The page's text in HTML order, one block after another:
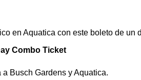
en Aquatica con este boleto de un
Combo Ticket
Busch Gardens y Aquatica.